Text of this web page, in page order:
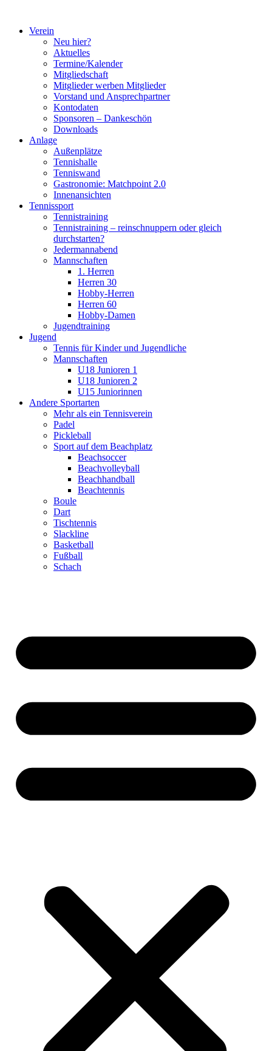
springenVerein
Neu hier?
Aktuelles
Termine/Kalender
Mitgliedschaft
Mitglieder werben Mitglieder
Vorstand und Ansprechpartner
Kontodaten
Sponsoren – Dankeschön
Downloads
Anlage
Außenplätze
Tennishalle
Tenniswand
Gastronomie: Matchpoint 2.0
Innenansichten
Tennissport
Tennistraining
Tennistraining – reinschnuppern oder gleich
durchstarten?
Jedermannabend
Mannschaften
1. Herren
Herren 30
Hobby-Herren
Herren 60
Hobby-Damen
Jugendtraining
Jugend
Tennis für Kinder und Jugendliche
Mannschaften
U18 Junioren 1
U18 Junioren 2
U15 Juniorinnen
Andere Sportarten
Mehr als ein Tennisverein
Padel
Pickleball
Sport auf dem Beachplatz
Beachsoccer
Beachvolleyball
Beachhandball
Beachtennis
Boule
Dart
Tischtennis
Slackline
Basketball
Fußball
Schach